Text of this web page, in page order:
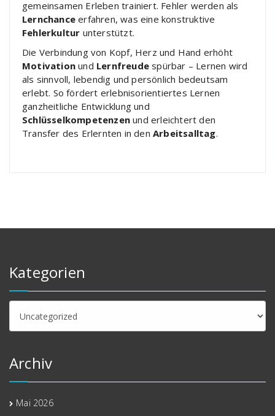
gemeinsamen Erleben trainiert. Fehler werden als
Lernchanceerfahren, was eine konstruktive
Fehlerkultur unterstützt.
Die Verbindung von Kopf, Herz und Hand erhöht
Motivationund Lernfreudespürbar – Lernen wird
als sinnvoll, lebendig und persönlich bedeutsam
erlebt. So fördert erlebnisorientiertes Lernen
ganzheitliche Entwicklung und
Schlüsselkompetenzenund erleichtert den
Transfer des Erlernten in den Arbeitsalltag.
Kategorien
Kategorien
Archiv
Mai 2026